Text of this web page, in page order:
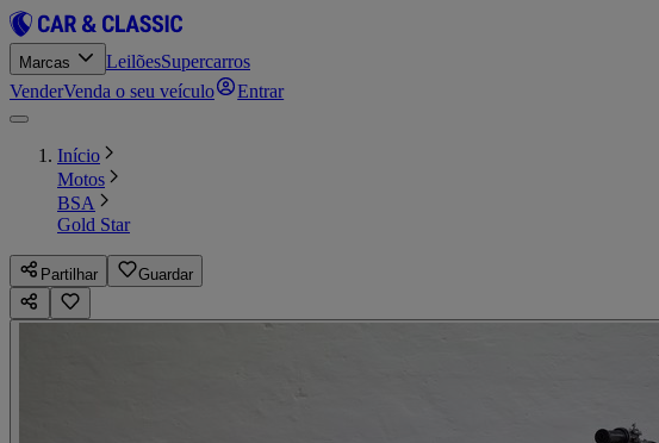
Marcas LeilõesSupercarros
VenderVenda o seu veículo Entrar
Início
Motos
BSA
Gold Star
Partilhar Guardar